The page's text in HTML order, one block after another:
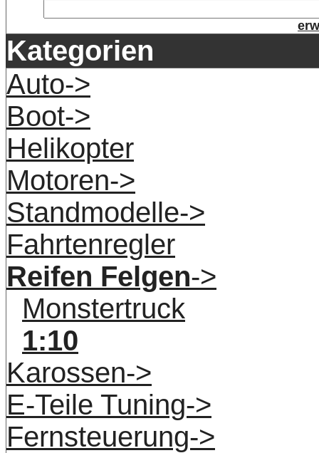
Kategorien
Auto->
Boot->
Helikopter
Motoren->
Standmodelle->
Fahrtenregler
Reifen Felgen->
Monstertruck
1:10
Karossen->
E-Teile Tuning->
Fernsteuerung->